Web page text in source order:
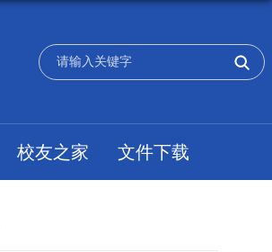
校友之家 文件下载